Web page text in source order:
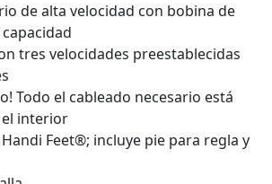
de alta velocidad con bobina de
tres velocidades preestablecidas
Todo el cableado necesario está
interior
Feet®; incluye pie para regla y